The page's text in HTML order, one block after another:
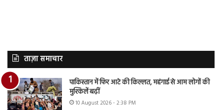
ताज़ा समाचार
पाकिस्तान में फिर आटे की किल्लत, महंगाई से आम लोगों की
मुश्किलें बढ़ीं
10 August 2026 - 2:38 PM